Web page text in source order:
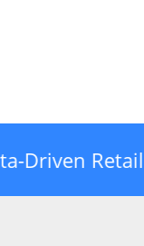
Retail